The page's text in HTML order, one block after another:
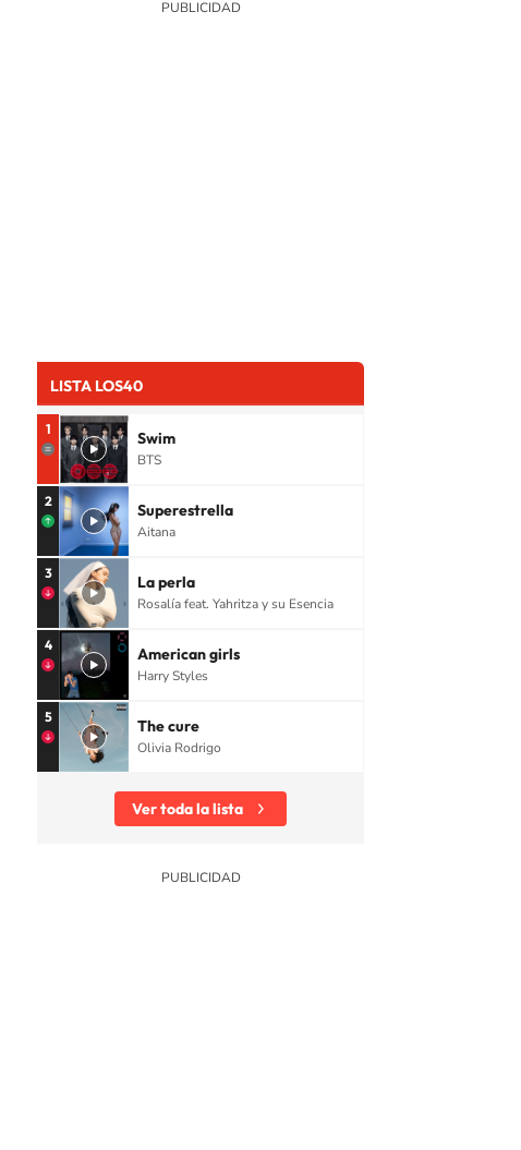
LISTA LOS40
1 Swim
BTS
2 Superestrella
Aitana
3 La perla
Rosalía feat. Yahritza y su Esencia
4 American girls
Harry Styles
5 The cure
Olivia Rodrigo
Ver toda la lista